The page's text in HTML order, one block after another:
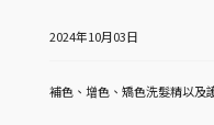
2024年10月03日
補色、增色、矯色洗髮精以及